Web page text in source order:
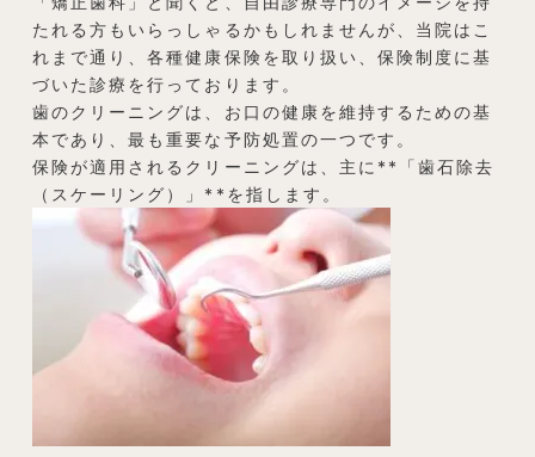
たれる方もいらっしゃるかもしれませんが、当院はこ
れまで通り、各種健康保険を取り扱い、保険制度に基
づいた診療を行っております。
歯のクリーニングは、お口の健康を維持するための基
本であり、最も重要な予防処置の一つです。
保険が適用されるクリーニングは、主に**「歯石除去
（スケーリング）」**を指します。